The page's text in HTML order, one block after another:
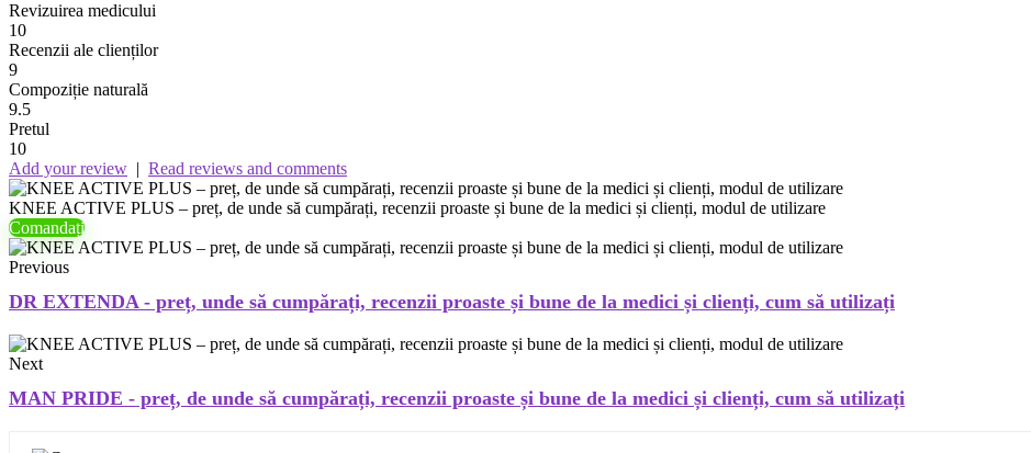
Revizuirea medicului
10
Recenzii ale clienților
9
Compoziție naturală
9.5
Pretul
10
Add your review | Read reviews and comments
KNEE ACTIVE PLUS – preț, de unde să cumpărați, recenzii proaste și bune de la medici și clienți, modul de utilizare
Comandați
Previous
DR EXTENDA - preț, unde să cumpărați, recenzii proaste și bune de la medici și clienți, cum să utilizați
Next
MAN PRIDE - preț, de unde să cumpărați, recenzii proaste și bune de la medici și clienți, cum să utilizați